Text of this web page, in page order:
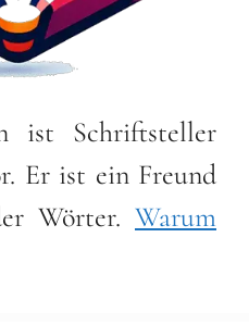
ist Schriftsteller
Er ist ein Freund
Wörter. Warum